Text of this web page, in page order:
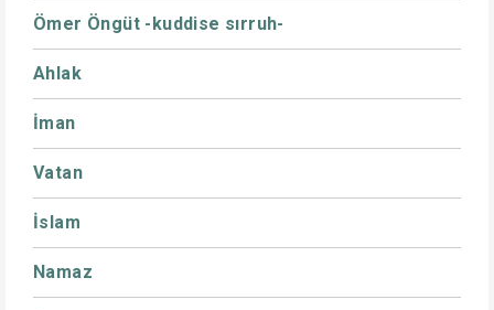
Ömer Öngüt -kuddise sırruh-
Ahlak
İman
Vatan
İslam
Namaz